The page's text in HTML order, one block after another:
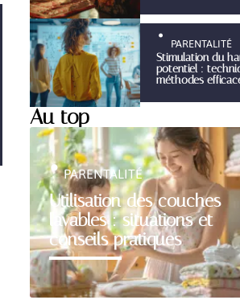
PARENTALITÉ
Stimulation du
potentiel :
méthodes
Au top
Utilisation des couches
lavables : situations et
conseils pratiques
PARENTALITÉ